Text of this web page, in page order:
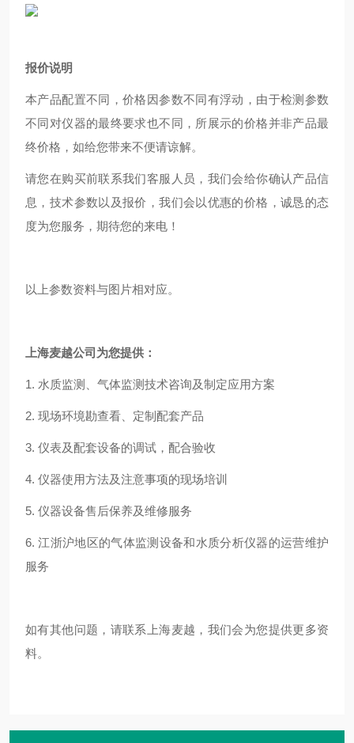
报价说明
本产品配置不同，价格因参数不同有浮动，由于检测参数
不同对仪器的最终要求也不同，所展示的价格并非产品最
终价格，如给您带来不便请谅解。
请您在购买前联系我们客服人员，我们会给你确认产品信
息，技术参数以及报价，我们会以优惠的价格，诚恳的态
度为您服务，期待您的来电！
以上参数资料与图片相对应。
上海麦越公司为您提供：
1. 水质监测、气体监测技术咨询及制定应用方案
2. 现场环境勘查看、定制配套产品
3. 仪表及配套设备的调试，配合验收
4. 仪器使用方法及注意事项的现场培训
5. 仪器设备售后保养及维修服务
6. 江浙沪地区的气体监测设备和水质分析仪器的运营维护
服务
如有其他问题，请联系上海麦越，我们会为您提供更多资
料。